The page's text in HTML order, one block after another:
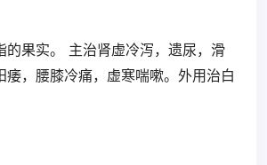
的果实。 主治肾虚冷泻，遗尿，滑
痿，腰膝冷痛，虚寒喘嗽。外用治白